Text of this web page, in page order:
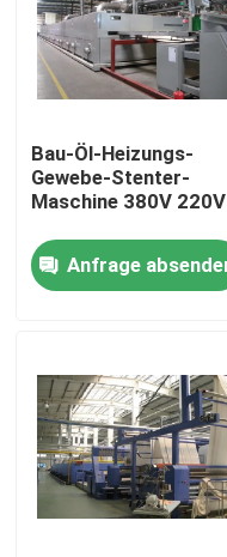
Über uns
Fabrik-Ausflug
Qualitätskontrolle
Treten Sie mit uns
Fordern Sie ein Zitat
stenter Raffineur
Bau-Öl-Heizungs-
Gewebe-Stenter-
Maschine 380V 220V
Anfrage